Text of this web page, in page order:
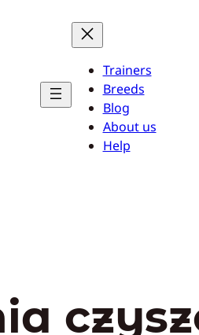
Trainers
Breeds
Blog
About us
Help